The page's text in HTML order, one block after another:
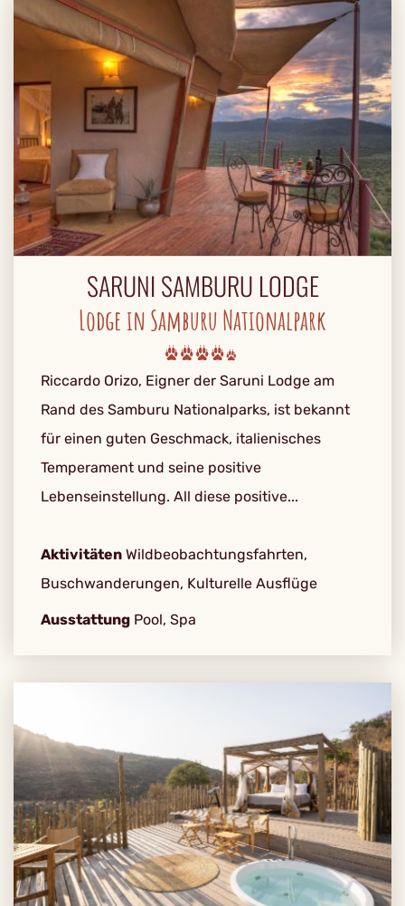
SARUNI SAMBURU LODGE
Lodge in Samburu Nationalpark
Riccardo Orizo, Eigner der Saruni Lodge am
Rand des Samburu Nationalparks, ist bekannt
für einen guten Geschmack, italienisches
Temperament und seine positive
Lebenseinstellung. All diese positive...
Aktivitäten Wildbeobachtungsfahrten,
Buschwanderungen, Kulturelle Ausflüge
Ausstattung Pool, Spa